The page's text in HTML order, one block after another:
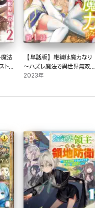
法
ト
【単話版】継続は魔力なり
～ハズレ魔法で異世界無双～
第1話
2023年